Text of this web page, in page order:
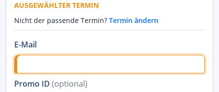
AUSGEWÄHLTER TERMIN
Nicht der passende Termin? Termin ändern
E-Mail
Promo ID (optional)